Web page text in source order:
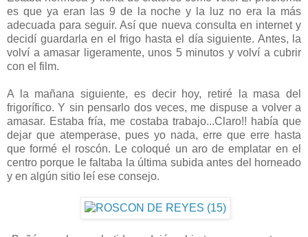
es que ya eran las 9 de la noche y la luz no era la más
adecuada para seguir. Así que nueva consulta en internet y
decidí guardarla en el frigo hasta el día siguiente. Antes, la
volví a amasar ligeramente, unos 5 minutos y volví a cubrir
con el film.
A la mañana siguiente, es decir hoy, retiré la masa del
frigorífico. Y sin pensarlo dos veces, me dispuse a volver a
amasar. Estaba fría, me costaba trabajo...Claro!! había que
dejar que atemperase, pues yo nada, erre que erre hasta
que formé el roscón. Le coloqué un aro de emplatar en el
centro porque le faltaba la última subida antes del horneado
y en algún sitio leí ese consejo.